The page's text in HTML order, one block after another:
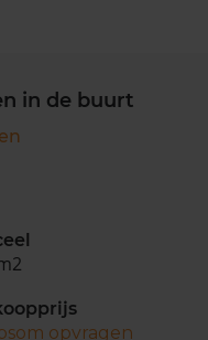
in de buurt
opvragen